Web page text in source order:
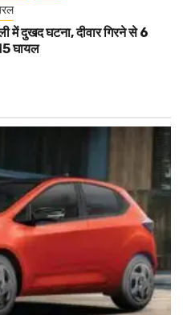
में दुखद घटना, दीवार गिरने से 6
घायल